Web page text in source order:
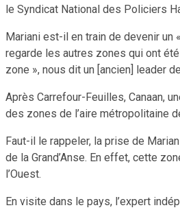
le Syndicat National des Policiers
Mariani est-il en train de devenir un
regarde les autres zones qui ont
zone », nous dit un [ancien] leader
Après Carrefour-Feuilles, Canaan,
des zones de l’aire métropolitaine
Faut-il le rappeler, la prise de
de la Grand’Anse. En effet, cette
l’Ouest.
En visite dans le pays, l’expert